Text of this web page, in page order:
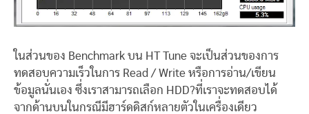
ในส่วนของ Benchmark บน HT Tune จะเป็นส่วนของการ
ทดสอบความเร็วในการ Read / Write หรือการอ่าน/เขียน
ข้อมูลนั่นเอง ซึ่งเราสามารถเลือก HDD?ที่เราจะทดสอบได้
จากด้านบนในกรณีมีฮาร์ดดิสก์หลายตัวในเครื่องเดียว